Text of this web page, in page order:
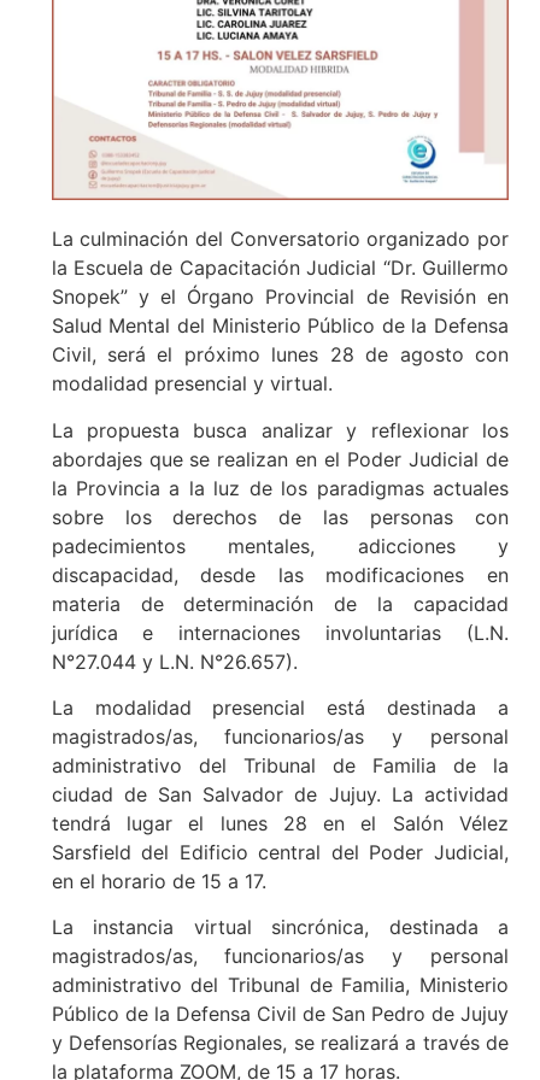
La culminación del Conversatorio organizado por
la Escuela de Capacitación Judicial “Dr. Guillermo
Snopek” y el Órgano Provincial de Revisión en
Salud Mental del Ministerio Público de la Defensa
Civil, será el próximo lunes 28 de agosto con
modalidad presencial y virtual.
La propuesta busca analizar y reflexionar los
abordajes que se realizan en el Poder Judicial de
la Provincia a la luz de los paradigmas actuales
sobre los derechos de las personas con
padecimientos mentales, adicciones y
discapacidad, desde las modificaciones en
materia de determinación de la capacidad
jurídica e internaciones involuntarias (L.N.
N°27.044 y L.N. N°26.657).
La modalidad presencial está destinada a
magistrados/as, funcionarios/as y personal
administrativo del Tribunal de Familia de la
ciudad de San Salvador de Jujuy. La actividad
tendrá lugar el lunes 28 en el Salón Vélez
Sarsfield del Edificio central del Poder Judicial,
en el horario de 15 a 17.
La instancia virtual sincrónica, destinada a
magistrados/as, funcionarios/as y personal
administrativo del Tribunal de Familia, Ministerio
Público de la Defensa Civil de San Pedro de Jujuy
y Defensorías Regionales, se realizará a través de
la plataforma ZOOM, de 15 a 17 horas.